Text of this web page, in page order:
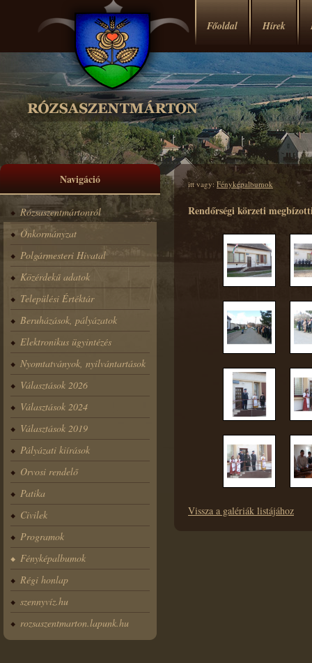
Főoldal Hírek
Navigáció
Rózsaszentmártonról
Önkormányzat
Polgármesteri Hivatal
Közérdekű adatok
Települési Értéktár
Beruházások, pályázatok
Elektronikus ügyintézés
Nyomtatványok, nyilvántartások
Választások 2026
Választások 2024
Választások 2019
Pályázati kiírások
Orvosi rendelő
Patika
Civilek
Programok
Fényképalbumok
Régi honlap
szennyvíz.hu
rozsaszentmarton.lapunk.hu
itt vagy: Fényképalbumok
Rendőrségi körzeti
Vissza a galériák listájához